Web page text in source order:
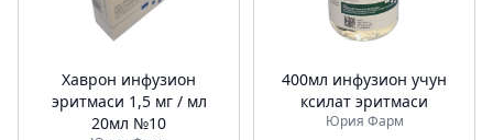
Хаврон инфузион
эритмаси 1,5 мг / мл
20мл №10
400мл инфузион учун
ксилат эритмаси
Юрия Фарм